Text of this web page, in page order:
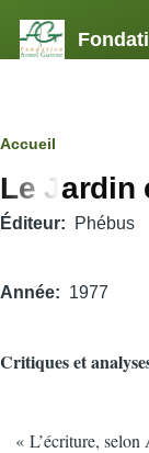
Fil
d'Ariane
Accueil
Le Jardin
Éditeur Phébus
Année 1977
Critiques et
« L’écriture, selon